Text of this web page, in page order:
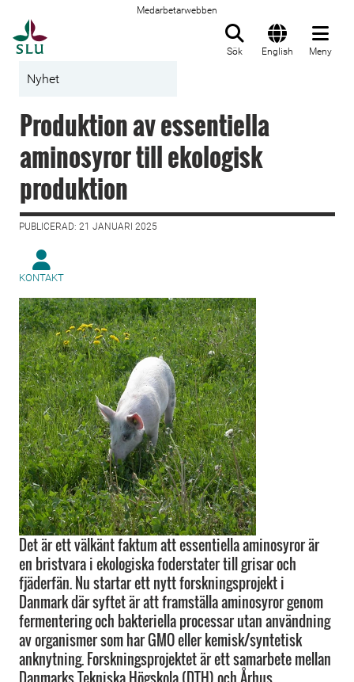
Medarbetarwebben
Sök English Meny
Nyhet
Produktion av essentiella
aminosyror till ekologisk
produktion
PUBLICERAD: 21 JANUARI 2025
KONTAKT
Det är ett välkänt faktum att essentiella aminosyror är
en bristvara i ekologiska foderstater till grisar och
fjäderfän. Nu startar ett nytt forskningsprojekt i
Danmark där syftet är att framställa aminosyror genom
fermentering och bakteriella processar utan användning
av organismer som har GMO eller kemisk/syntetisk
anknytning. Forskningsprojektet är ett samarbete mellan